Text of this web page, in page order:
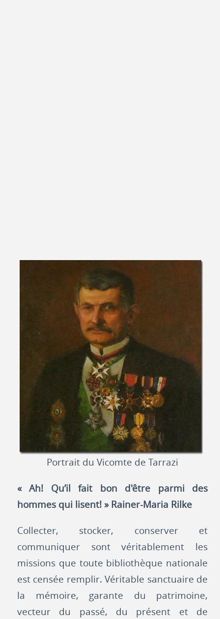
Portrait du Vicomte de Tarrazi
« Ah! Qu’il fait bon d'être parmi des
hommes qui lisent! » Rainer-Maria Rilke
Collecter, stocker, conserver et
communiquer sont véritablement les
missions que toute bibliothèque nationale
est censée remplir. Véritable sanctuaire de
la mémoire, garante du patrimoine,
vecteur du passé, du présent et de